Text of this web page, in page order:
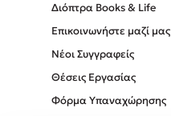
Διόπτρα Books & Life
Επικοινωνήστε μαζί μας
Νέοι Συγγραφείς
Θέσεις Εργασίας
Φόρμα Υπαναχώρησης